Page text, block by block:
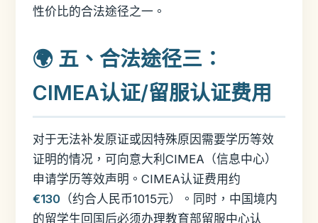
性价比的合法途径之一。
🌍 五、合法途径三：
CIMEA认证/留服认证费用
对于无法补发原证或因特殊原因需要学历等效
证明的情况，可向意大利CIMEA（信息中心）
申请学历等效声明。CIMEA认证费用约
€130（约合人民币1015元）。同时，中国境内
的留学生回国后必须办理教育部留服中心认